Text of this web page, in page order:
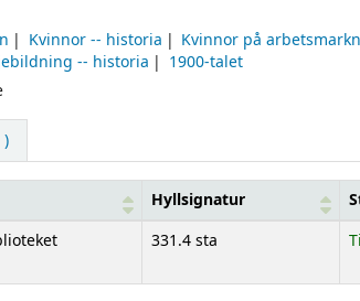
Kvinnor -- historia
Kvinnor på
-- historia
1900-talet
Hyllsignatur
331.4 sta